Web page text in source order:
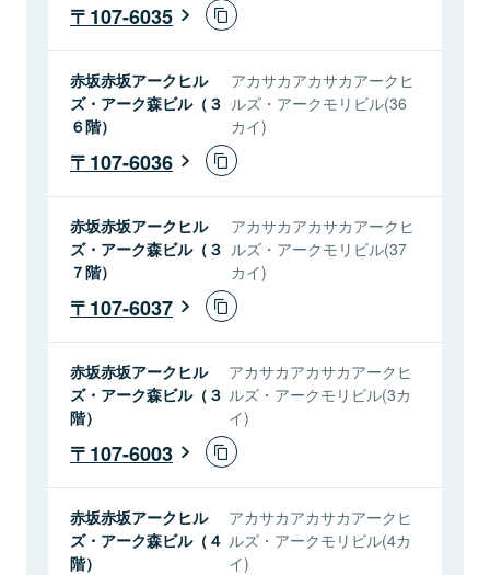
107-6035
赤坂赤坂アークヒル
ズ・アーク森ビル（３
６階）
アカサカアカサカアークヒ
ルズ・アークモリビル(36
カイ)
107-6036
赤坂赤坂アークヒル
ズ・アーク森ビル（３
７階）
アカサカアカサカアークヒ
ルズ・アークモリビル(37
カイ)
107-6037
赤坂赤坂アークヒル
ズ・アーク森ビル（３
階）
アカサカアカサカアークヒ
ルズ・アークモリビル(3カ
イ)
107-6003
赤坂赤坂アークヒル
ズ・アーク森ビル（４
階）
アカサカアカサカアークヒ
ルズ・アークモリビル(4カ
イ)